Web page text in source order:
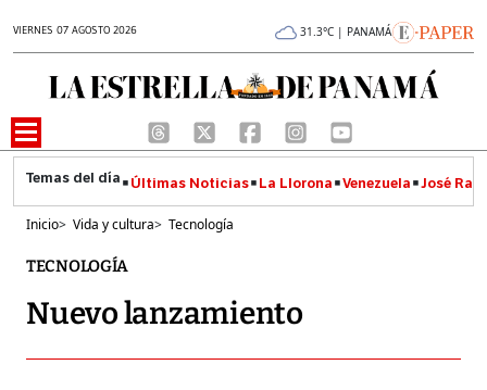
VIERNES 07 AGOSTO 2026 31.3°C | PANAMÁ
Últimas Noticias La Llorona Venezuela José
Inicio> Vida y cultura> Tecnología
TECNOLOGÍA
Nuevo lanzamiento